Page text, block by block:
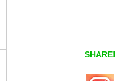
SHARE!